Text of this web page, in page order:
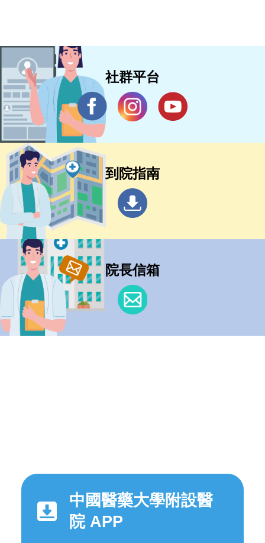
社群平台
到院指南
院長信箱
中國醫藥大學附設醫
院 APP